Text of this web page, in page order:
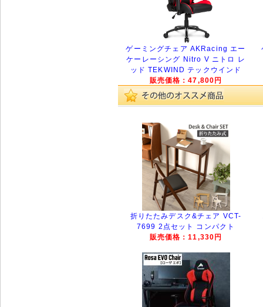
ゲーミングチェア AKRacing エー
ケーレーシング Nitro V ニトロ レ
ッド TEKWIND テックウインド
販売価格：47,800円
折りたたみデスク&チェア VCT-
7699 2点セット コンパクト
販売価格：11,330円